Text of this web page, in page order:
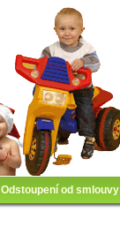
Odstoupení od smlouvy